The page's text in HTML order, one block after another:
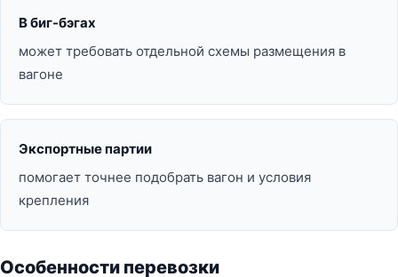
В биг-бэгах
может требовать отдельной схемы размещения в
вагоне
Экспортные партии
помогает точнее подобрать вагон и условия
крепления
Особенности перевозки